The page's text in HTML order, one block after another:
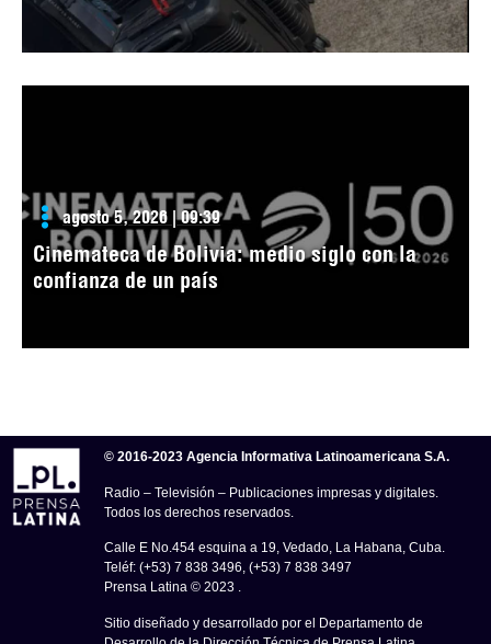
agosto 5, 2026 | 09:39
Cinemateca de Bolivia: medio siglo con la
confianza de un país
© 2016-2023 Agencia Informativa Latinoamericana S.A.
Radio – Televisión – Publicaciones impresas y digitales.
Todos los derechos reservados.
Calle E No.454 esquina a 19, Vedado, La Habana, Cuba.
Teléf: (+53) 7 838 3496, (+53) 7 838 3497
Prensa Latina © 2023 .
Sitio diseñado y desarrollado por el Departamento de